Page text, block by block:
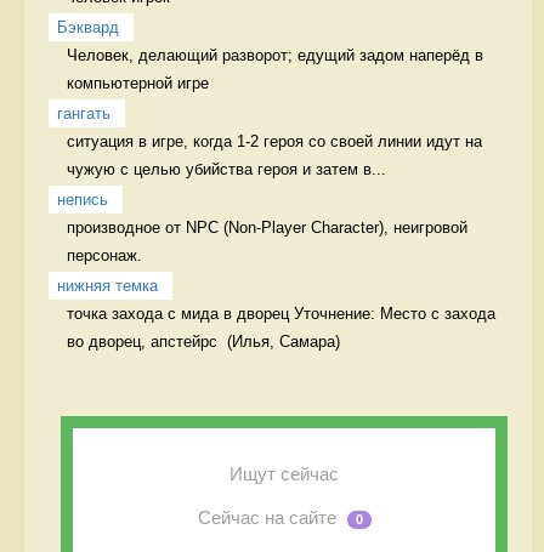
Бэквард
Человек, делающий разворот; едущий задом наперёд в
компьютерной игре
гангать
ситуация в игре, когда 1-2 героя со своей линии идут на
чужую с целью убийства героя и затем в...
непись
производное от NPC (Non-Player Character), неигровой
персонаж.
нижняя темка
точка захода с мида в дворец Уточнение: Место с захода
Ищут сейчас
Сейчас на сайте 0